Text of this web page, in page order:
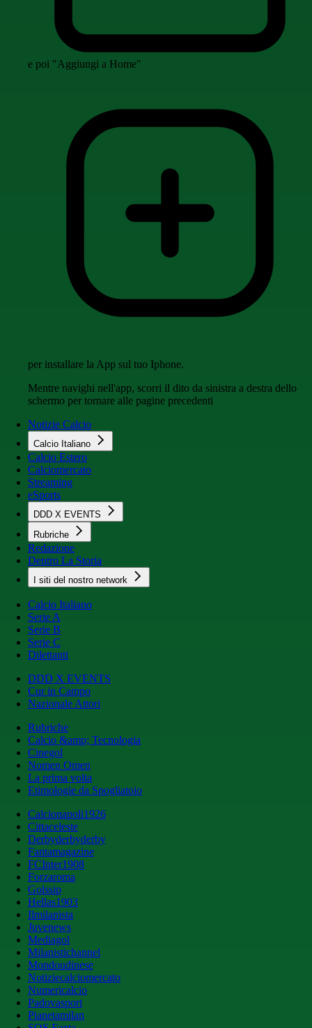
e poi "Aggiungi a Home"
per installare la App sul tuo Iphone.
Mentre navighi nell'app, scorri il dito da sinistra a destra dello
schermo per tornare alle pagine precedenti
Notizie Calcio
Calcio Italiano
Calcio Estero
Calciomercato
Streaming
eSports
DDD X EVENTS
Rubriche
Redazione
Dentro La Storia
I siti del nostro network
Calcio Italiano
Serie A
Serie B
Serie C
Dilettanti
DDD X EVENTS
Cur in Campo
Nazionale Attori
Rubriche
Calcio &amp; Tecnologia
Cinegol
Nomen Omen
La prima volta
Etimologie da Spogliatoio
Calcionapoli1926
Cittaceleste
Derbyderbyderby
Fantamagazine
FCInter1908
Forzaroma
Golssip
Hellas1903
Ilmilanista
Juvenews
Mediagol
Milanistichannel
Mondoudinese
Notiziecalciomercato
Numericalcio
Padovasport
Pianetamilan